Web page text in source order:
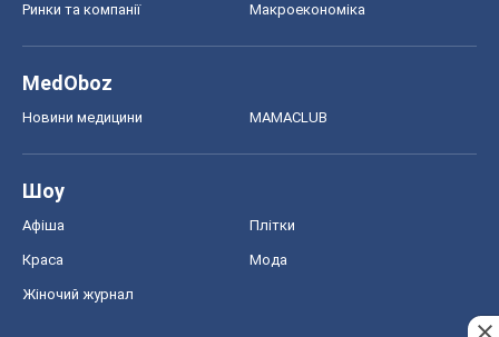
Ринки та компанії Макроекономіка
MedOboz
Новини медицини MAMACLUB
Шоу
Афіша Плітки
Краса Мода
Жіночий журнал